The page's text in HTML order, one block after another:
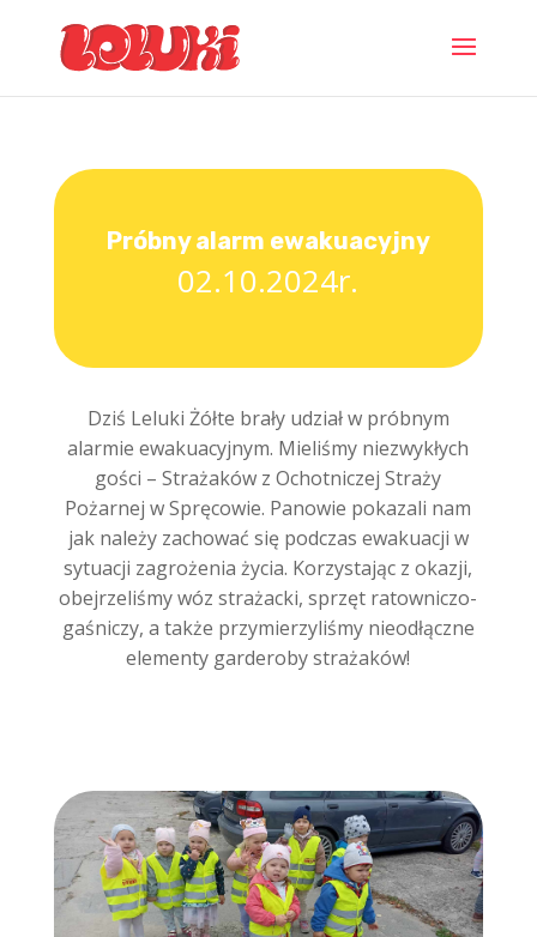
Próbny alarm ewakuacyjny
02.10.2024r.
Dziś Leluki Żółte brały udział w próbnym
alarmie ewakuacyjnym. Mieliśmy niezwykłych
gości –Strażaków z Ochotniczej Straży
Pożarnej w Spręcowie. Panowie pokazali nam
jak należy zachować się podczas ewakuacji w
sytuacji zagrożenia życia. Korzystając z okazji,
obejrzeliśmy wóz strażacki, sprzęt ratowniczo-
gaśniczy, a także przymierzyliśmy nieodłączne
elementy garderoby strażaków!